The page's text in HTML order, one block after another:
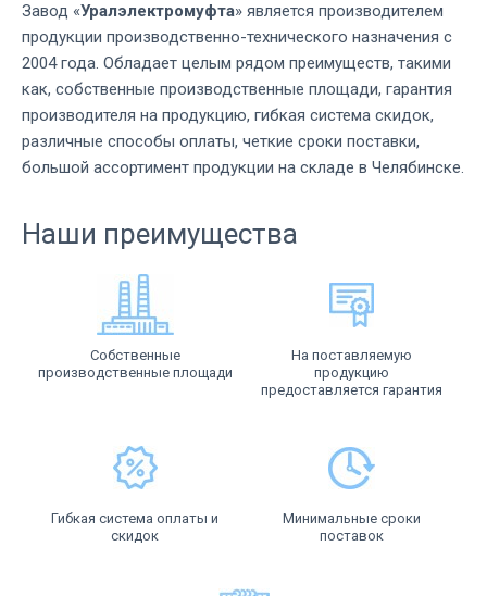
Завод «Уралэлектромуфта» является производителем
продукции производственно-технического назначения с
2004 года. Обладает целым рядом преимуществ, такими
как, собственные производственные площади, гарантия
производителя на продукцию, гибкая система скидок,
различные способы оплаты, четкие сроки поставки,
большой ассортимент продукции на складе в Челябинске.
Наши преимущества
Собственные
производственные площади
На поставляемую
продукцию
предоставляется гарантия
Гибкая система оплаты и
скидок
Минимальные сроки
поставок